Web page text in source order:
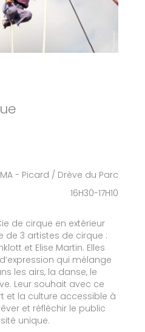
- Picard / Drève du Parc
16H30-17H10
de cirque en extérieur
de 3 artistes de cirque :
et Elise Martin. Elles
qui mélange
les airs, la danse, le
Leur souhait avec ce
et la culture accessible à
et réfléchir le public
unique.